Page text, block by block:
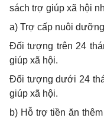
sách trợ giúp xã hội
a) Trợ cấp nuôi
Đối tượng trên 24
giúp xã hội.
Đối tượng dưới 24
giúp xã hội.
b) Hỗ trợ tiền ăn thêm